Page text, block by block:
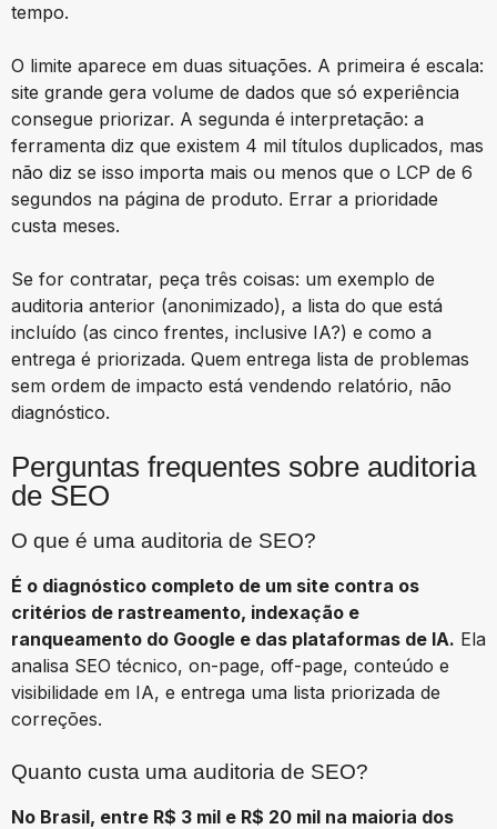
tempo.
O limite aparece em duas situações. A primeira é escala:
site grande gera volume de dados que só experiência
consegue priorizar. A segunda é interpretação: a
ferramenta diz que existem 4 mil títulos duplicados, mas
não diz se isso importa mais ou menos que o LCP de 6
segundos na página de produto. Errar a prioridade
custa meses.
Se for contratar, peça três coisas: um exemplo de
auditoria anterior (anonimizado), a lista do que está
incluído (as cinco frentes, inclusive IA?) e como a
entrega é priorizada. Quem entrega lista de problemas
sem ordem de impacto está vendendo relatório, não
diagnóstico.
Perguntas frequentes sobre auditoria
de SEO
O que é uma auditoria de SEO?
É o diagnóstico completo de um site contra os
critérios de rastreamento, indexação e
ranqueamento do Google e das plataformas de IA. Ela
analisa SEO técnico, on-page, off-page, conteúdo e
visibilidade em IA, e entrega uma lista priorizada de
correções.
Quanto custa uma auditoria de SEO?
No Brasil, entre R$ 3 mil e R$ 20 mil na maioria dos